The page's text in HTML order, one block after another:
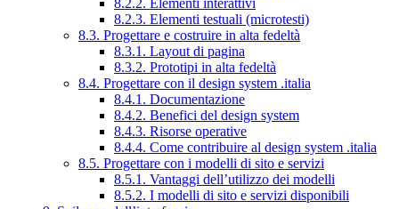
8.2.3. Elementi testuali (microtesti)
8.3. Progettare e costruire in alta fedeltà
8.3.1. Layout di pagina
8.3.2. Prototipi in alta fedeltà
8.4. Progettare con il design system .italia
8.4.1. Documentazione
8.4.2. Benefici del design system
8.4.3. Risorse operative
8.4.4. Come contribuire al design system .italia
8.5. Progettare con i modelli di sito e servizi
8.5.1. Vantaggi dell’utilizzo dei modelli
8.5.2. I modelli di sito e servizi disponibili